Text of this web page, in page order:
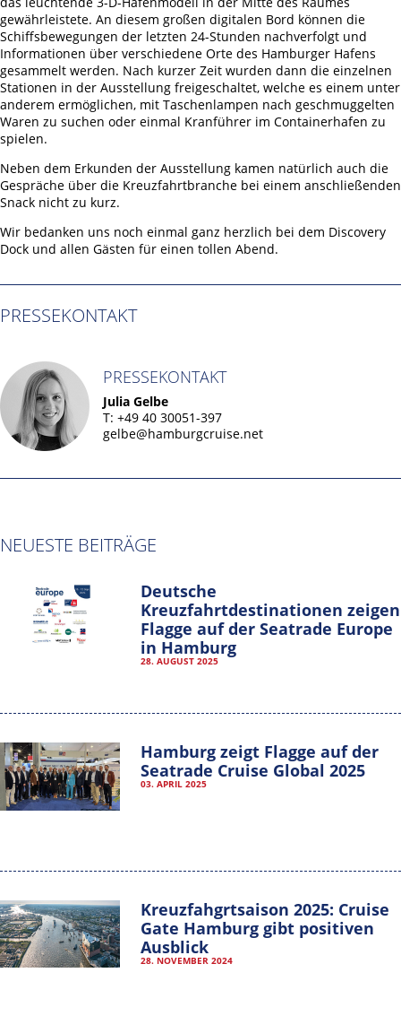
gewährleistete. An diesem großen digitalen Bord können die
Schiffsbewegungen der letzten 24-Stunden nachverfolgt und
Informationen über verschiedene Orte des Hamburger Hafens
gesammelt werden. Nach kurzer Zeit wurden dann die einzelnen
Stationen in der Ausstellung freigeschaltet, welche es einem unter
anderem ermöglichen, mit Taschenlampen nach geschmuggelten
Waren zu suchen oder einmal Kranführer im Containerhafen zu
spielen.
Neben dem Erkunden der Ausstellung kamen natürlich auch die
Gespräche über die Kreuzfahrtbranche bei einem anschließenden
Snack nicht zu kurz.
Wir bedanken uns noch einmal ganz herzlich bei dem Discovery
Dock und allen Gästen für einen tollen Abend.
PRESSEKONTAKT
PRESSEKONTAKT
Julia Gelbe
T: +49 40 30051-397
gelbe@hamburgcruise.net
NEUESTE BEITRÄGE
Deutsche
Kreuzfahrtdestinationen zeigen
Flagge auf der Seatrade Europe
in Hamburg
28. AUGUST 2025
Hamburg zeigt Flagge auf der
Seatrade Cruise Global 2025
03. APRIL 2025
Kreuzfahgrtsaison 2025: Cruise
Gate Hamburg gibt positiven
Ausblick
28. NOVEMBER 2024